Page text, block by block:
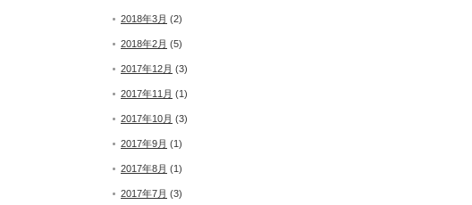
2018年3月 (2)
2018年2月 (5)
2017年12月 (3)
2017年11月 (1)
2017年10月 (3)
2017年9月 (1)
2017年8月 (1)
2017年7月 (3)